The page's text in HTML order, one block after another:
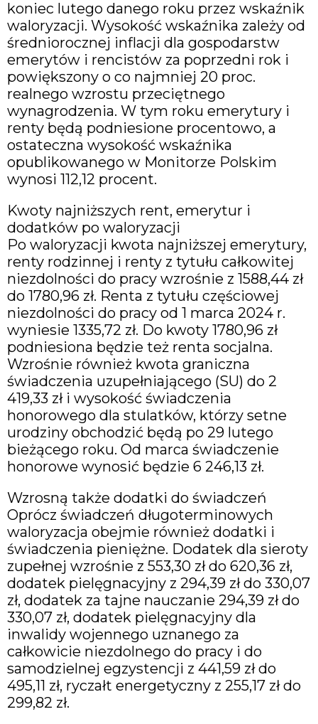
koniec lutego danego roku przez wskaźnik
waloryzacji. Wysokość wskaźnika zależy od
średniorocznej inflacji dla gospodarstw
emerytów i rencistów za poprzedni rok i
powiększony o co najmniej 20 proc.
realnego wzrostu przeciętnego
wynagrodzenia. W tym roku emerytury i
renty będą podniesione procentowo, a
ostateczna wysokość wskaźnika
opublikowanego w Monitorze Polskim
wynosi 112,12 procent.
Kwoty najniższych rent, emerytur i
dodatków po waloryzacji
Po waloryzacji kwota najniższej emerytury,
renty rodzinnej i renty z tytułu całkowitej
niezdolności do pracy wzrośnie z 1588,44 zł
do 1780,96 zł. Renta z tytułu częściowej
niezdolności do pracy od 1 marca 2024 r.
wyniesie 1335,72 zł. Do kwoty 1780,96 zł
podniesiona będzie też renta socjalna.
Wzrośnie również kwota graniczna
świadczenia uzupełniającego (SU) do 2
419,33 zł i wysokość świadczenia
honorowego dla stulatków, którzy setne
urodziny obchodzić będą po 29 lutego
bieżącego roku. Od marca świadczenie
honorowe wynosić będzie 6 246,13 zł.
Wzrosną także dodatki do świadczeń
Oprócz świadczeń długoterminowych
waloryzacja obejmie również dodatki i
świadczenia pieniężne. Dodatek dla sieroty
zupełnej wzrośnie z 553,30 zł do 620,36 zł,
dodatek pielęgnacyjny z 294,39 zł do 330,07
zł, dodatek za tajne nauczanie 294,39 zł do
330,07 zł, dodatek pielęgnacyjny dla
inwalidy wojennego uznanego za
całkowicie niezdolnego do pracy i do
samodzielnej egzystencji z 441,59 zł do
495,11 zł, ryczałt energetyczny z 255,17 zł do
299,82 zł.